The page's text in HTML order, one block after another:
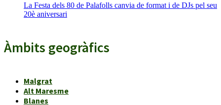
La Festa dels 80 de Palafolls canvia de format i de DJs pel seu
20è aniversari
Àmbits geogràfics
Malgrat
Alt Maresme
Blanes